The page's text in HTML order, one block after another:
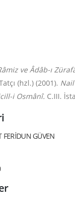
ve Âdâb-ı
(hzl.) (2001).
i Osmânî. C.III.
FERİDUN GÜVEN